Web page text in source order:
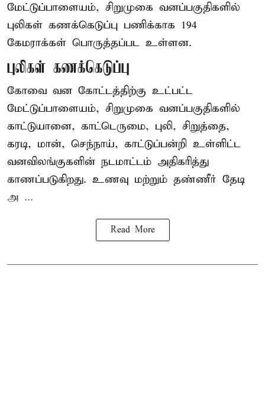
மேட்டுப்பாளையம், சிறுமுகை வனப்பகுதிகளில்
புலிகள் கணக்கெடுப்பு பணிக்காக 194
கேமராக்கள் பொருத்தப்பட உள்ளன.
புலிகள் கணக்கெடுப்பு
கோவை வன கோட்டத்திற்கு உட்பட்ட
மேட்டுப்பாளையம், சிறுமுகை வனப்பகுதிகளில்
காட்டுயானை, காட்டெருமை, புலி, சிறுத்தை,
கரடி, மான், செந்நாய், காட்டுப்பன்றி உள்ளிட்ட
வனவிலங்குகளின் நடமாட்டம் அதிகரித்து
காணப்படுகிறது. உணவு மற்றும் தண்ணீர் தேடி
அ ...
Read More